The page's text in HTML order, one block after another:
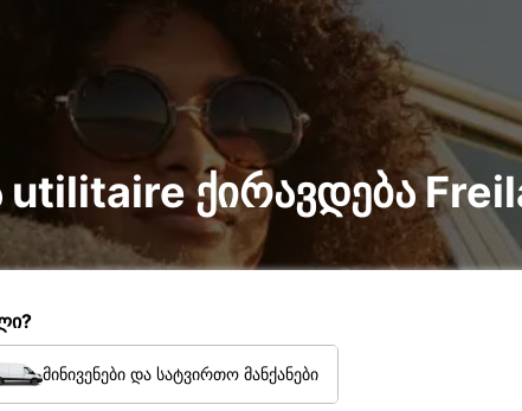
ქირავდება
მინივენები და სატვირთო მანქანები